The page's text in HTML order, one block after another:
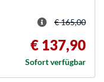
€ 165,00
€ 137,90
Sofort verfügbar